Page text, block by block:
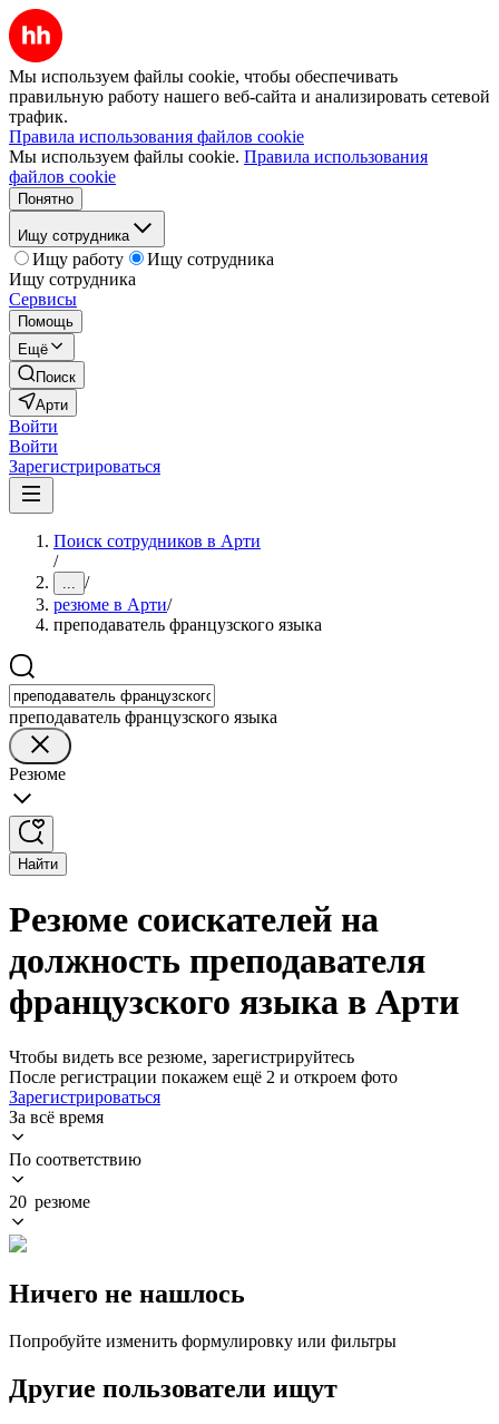
Мы используем файлы cookie, чтобы обеспечивать
правильную работу нашего веб-сайта и анализировать сетевой
трафик.
Правила использования файлов cookie
Мы используем файлы cookie. Правила использования
файлов cookie
Понятно
Ищу сотрудника
Ищу работу
Ищу сотрудника
Ищу сотрудника
Сервисы
Помощь
Ещё
Поиск
Арти
Войти
Войти
Зарегистрироваться
Поиск сотрудников в Арти
/
... /
резюме в Арти/
преподаватель французского языка
преподаватель французского языка
Резюме
Найти
Резюме соискателей на
должность преподавателя
французского языка в Арти
Чтобы видеть все резюме, зарегистрируйтесь
После регистрации покажем ещё 2 и откроем фото
Зарегистрироваться
За всё время
По соответствию
20 резюме
Ничего не нашлось
Попробуйте изменить формулировку или фильтры
Другие пользователи ищут